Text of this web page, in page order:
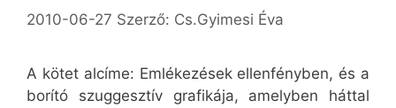
2010-06-27 Szerző: Cs.Gyimesi Éva
A kötet alcíme: Emlékezések ellenfényben, és a
borító szuggesztív grafikája, amelyben háttal